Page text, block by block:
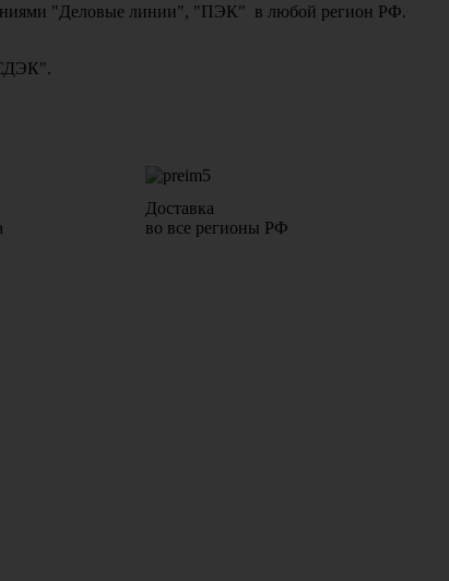
"Деловые линии", "ПЭК" в любой регион РФ.
Доставка
во все регионы РФ